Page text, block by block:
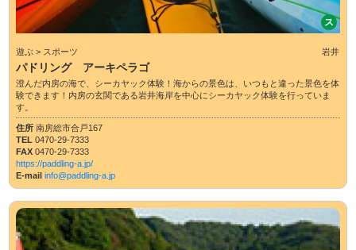
ス
遊ぶ > スポーツ 岩井
パドリング アーキペラゴ
澄んだ内房の海で、シーカヤック体験！海からの景色は、いつもと違った景色を体
験できます！内房の玄関である岩井海岸を中心にシーカヤック体験を行っていま
す。
住所南房総市合戸167
TEL0470-29-7333
FAX0470-29-7333
https://paddling-a.jp/
E-mailinfo@paddling-a.jp